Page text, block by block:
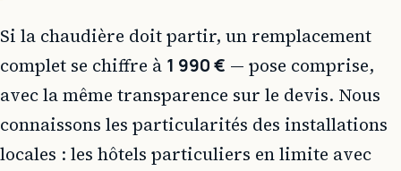
Si la chaudière doit partir, un remplacement
complet se chiffre à 1 990 € — pose comprise,
avec la même transparence sur le devis. Nous
connaissons les particularités des installations
locales : les hôtels particuliers en limite avec